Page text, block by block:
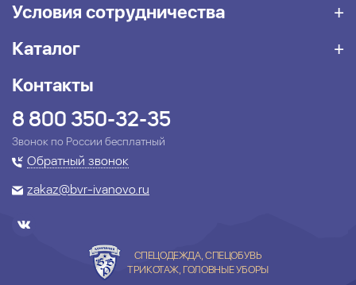
Условия сотрудничества
Каталог
Контакты
8 800 350-32-35
Звонок по России бесплатный
Обратный звонок
zakaz@bvr-ivanovo.ru
СПЕЦОДЕЖДА, СПЕЦОБУВЬ
ТРИКОТАЖ, ГОЛОВНЫЕ УБОРЫ